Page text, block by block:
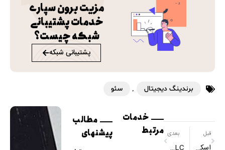
مزیت برون سپاری
خدمات پشتیبانی
شبکه چیست؟
پشتیبانی شبکه
برندینگ دیجیتال , سئو
قبل بعدی
خدمات
مرتبط
مطالب
پیشنهای